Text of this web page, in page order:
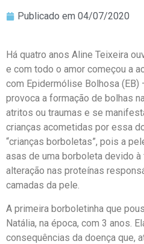
Publicado em 04/07/2020
Há quatro anos Aline Teixeira
e com todo o amor começou a
com Epidermólise Bolhosa (EB)
provoca a formação de bolhas
atritos ou traumas e se
crianças acometidas por essa
“crianças borboletas”, pois a
asas de uma borboleta devido
alteração nas proteínas
camadas da pele.
A primeira borboletinha que
Natália, na época, com 3 anos.
consequências da doença que,